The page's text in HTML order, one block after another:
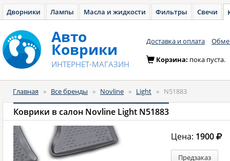
Дворники Лампы Масла и жидкости Фильтры Свечи
Авто
Коврики
ИНТЕРНЕТ-МАГАЗИН
Доставка и оплата
Корзина: пока пуста.
Главная » Все бренды » Novline » Light » N51883
Коврики в салон Novline Light N51883
Цена: 1900
Предзаказ